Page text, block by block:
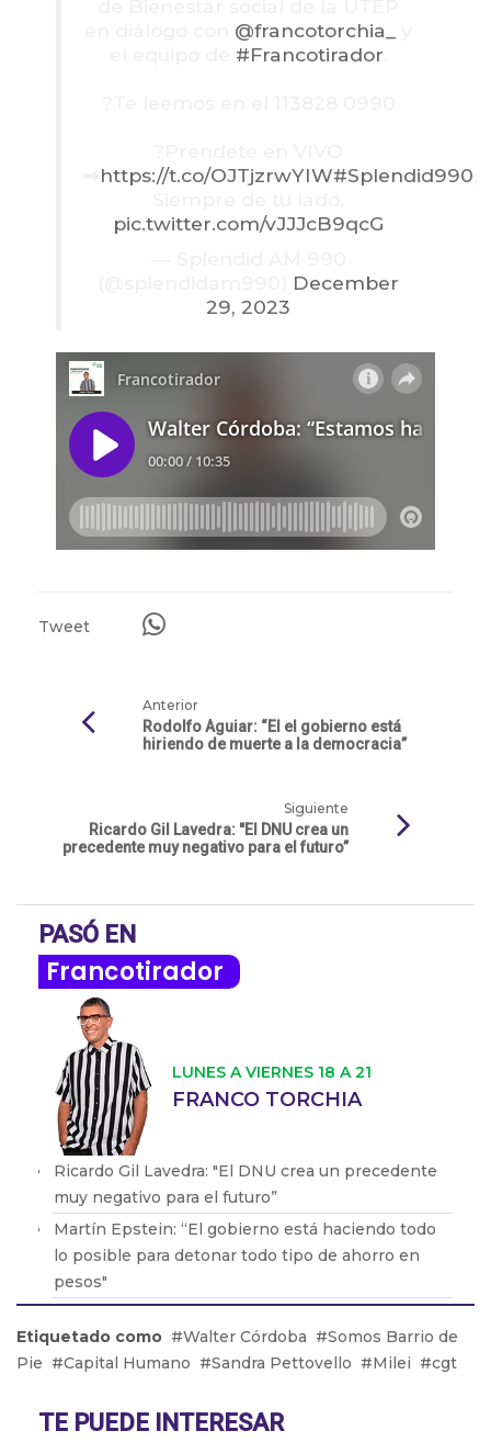
@francotorchia_
#Francotirador
https://t.co/OJTjzrwYIW#Splendid990
pic.twitter.com/vJJJcB9qcG
December
29, 2023
Tweet
Anterior
Rodolfo Aguiar: “El el gobierno está
hiriendo de muerte a la democracia”
Siguiente
Ricardo Gil Lavedra: "El DNU crea un
precedente muy negativo para el futuro”
PASÓ EN
Francotirador
LUNES A VIERNES 18 A 21
FRANCO TORCHIA
Ricardo Gil Lavedra: "El DNU crea un precedente
muy negativo para el futuro”
Martín Epstein: “El gobierno está haciendo todo
lo posible para detonar todo tipo de ahorro en
pesos"
género aún no ha llegado”
Abél Furlán: “Esperamos 1 millón de personas en
Daniel Ricci: “Las medidas de Milei están
Etiquetado como Walter Córdoba
Somos Barrio de
Pie
Capital Humano Sandra Pettovello Milei cgt
TE PUEDE INTERESAR